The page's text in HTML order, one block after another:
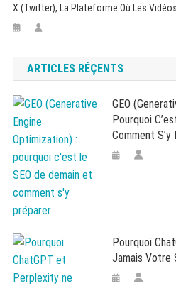
X (Twitter), La Plateforme Où Les
ARTICLES RÉÇENTS
GEO
Pourquoi
Comment
Pourquoi
Jamais Votre